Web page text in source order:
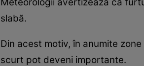
slabă.
Din acest motiv, în anumite
scurt pot deveni importante.